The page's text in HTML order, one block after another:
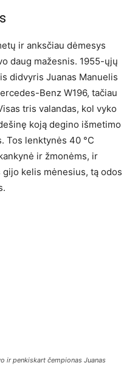
ir anksčiau dėmesys
daug mažesnis. 1955-ųjų
didvyris Juanas Manuelis
Benz W196, tačiau
tris valandas, kol vyko
koją degino išmetimo
Tos lenktynės 40 °C
ir žmonėms, ir
kelis mėnesius, tą odos
ir penkiskart čempionas Juanas